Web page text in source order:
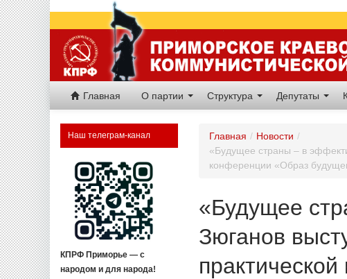
Главная О партии Структура Депутаты
Наш телеграм-канал
КПРФ Приморье — с
народом и для народа!
Главная / Новости /
«Будущее страны – в
конференции «Образ
«Будущее
Зюганов